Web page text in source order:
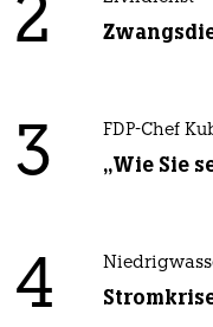
2
3 FDP-Chef
„Wie Sie
4